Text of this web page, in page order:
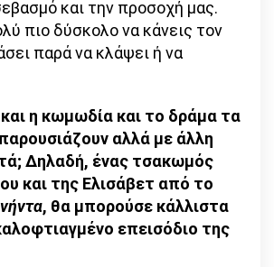
και την προσοχή μας.
πιο δύσκολο να κάνεις τον
παρά να κλάψει ή να
η κωμωδία και το δράμα τα
αλλά με άλλη
Δηλαδή, ένας τσακωμός
και της Ελισάβετ από το
, θα μπορούσε κάλλιστα
επεισόδιο της